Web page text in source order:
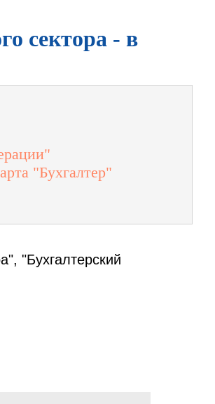
сектора - в
"Бухгалтер"
"Бухгалтерский